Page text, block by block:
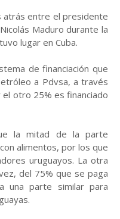
atrás entre el presidente
Maduro durante la
lugar en Cuba.
de financiación que
a Pdvsa, a través
otro 25% es financiado
la mitad de la parte
alimentos, por los que
uruguayos. La otra
del 75% que se paga
una parte similar para